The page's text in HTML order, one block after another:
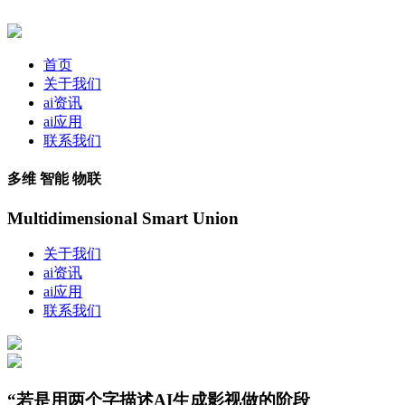
首页
关于我们
ai资讯
ai应用
联系我们
多维 智能 物联
Multidimensional Smart Union
关于我们
ai资讯
ai应用
联系我们
“若是用两个字描述AI生成影视做的阶段